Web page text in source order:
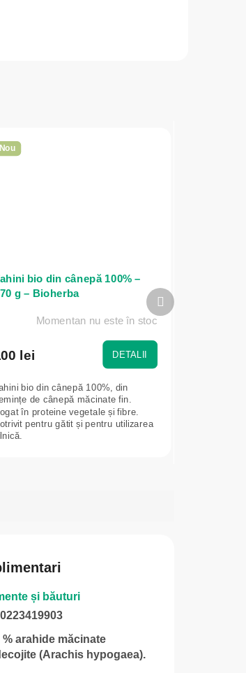
Nou
bio din cânepă 100% –
g – Bioherba
Momentan nu este în stoc
lei DETALII
bio din cânepă 100%, din
de cânepă măcinate fin.
în proteine vegetale și fibre.
pentru gătit și pentru utilizarea
Produsul
următor
și băuturi
% arahide măcinate
(Arachis hypogaea).